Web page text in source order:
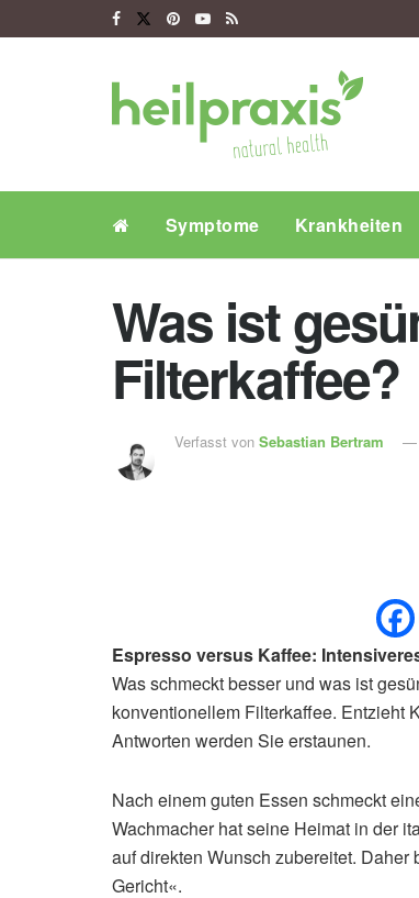
Symptome Krankheiten
Was ist
Filterkaffee?
Verfasst von Sebastian Bertram
Espresso versus Kaffee:
Was schmeckt besser und was ist
konventionellem Filterkaffee. Entzieht
Antworten werden Sie erstaunen.
Nach einem guten Essen schmeckt
Wachmacher hat seine Heimat in der
auf direkten Wunsch zubereitet.
Gericht«.